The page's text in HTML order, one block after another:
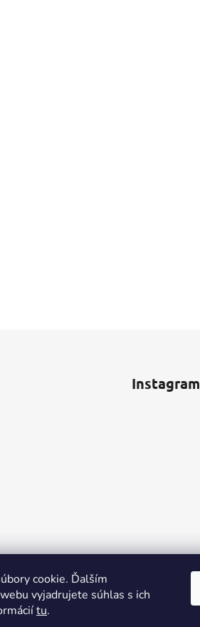
cookie. Ďalším
vyjadrujete súhlas s ich
tu.
Instagram